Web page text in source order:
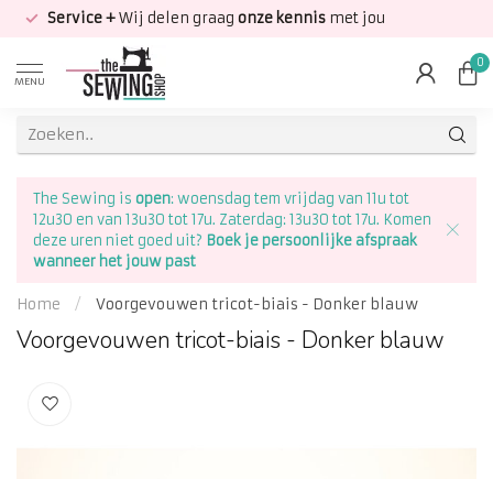
Service +Wij delen graag onze kennis met jou
MENU
0
The Sewing is open: woensdag tem vrijdag van 11u tot
12u30 en van 13u30 tot 17u. Zaterdag: 13u30 tot 17u. Komen
deze uren niet goed uit? Boek je persoonlijke afspraak
wanneer het jouw past
Home / Voorgevouwen tricot-biais - Donker blauw
Voorgevouwen tricot-biais - Donker blauw